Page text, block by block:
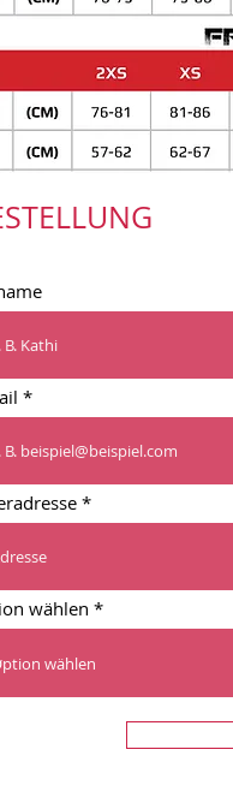
wählen